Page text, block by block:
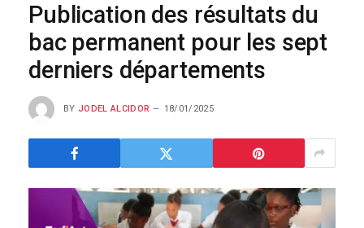
Publication des résultats du
bac permanent pour les sept
derniers départements
BY JODEL ALCIDOR 18/01/2025